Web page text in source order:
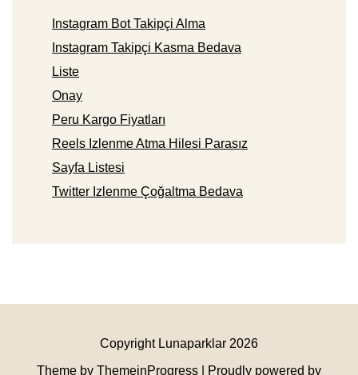
Instagram Bot Takipçi Alma
Instagram Takipçi Kasma Bedava
Liste
Onay
Peru Kargo Fiyatları
Reels Izlenme Atma Hilesi Parasız
Sayfa Listesi
Twitter Izlenme Çoğaltma Bedava
Copyright Lunaparklar 2026
Theme by ThemeinProgress
| Proudly powered by